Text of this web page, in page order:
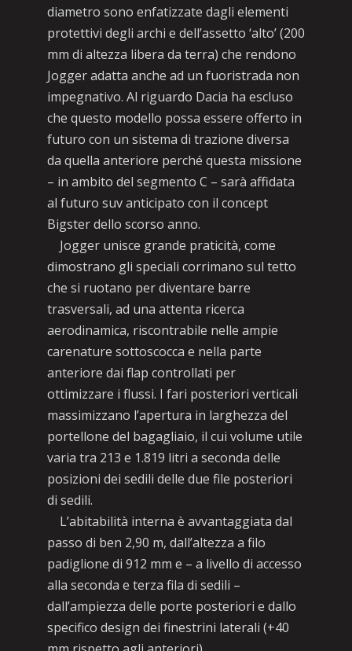
diametro sono enfatizzate dagli elementi
protettivi degli archi e dell’assetto ‘alto’ (200
mm di altezza libera da terra) che rendono
Jogger adatta anche ad un fuoristrada non
impegnativo. Al riguardo Dacia ha escluso
che questo modello possa essere offerto in
futuro con un sistema di trazione diversa
da quella anteriore perché questa missione
– in ambito del segmento C – sarà affidata
al futuro suv anticipato con il concept
Bigster dello scorso anno.
Jogger unisce grande praticità, come
dimostrano gli speciali corrimano sul tetto
che si ruotano per diventare barre
trasversali, ad una attenta ricerca
aerodinamica, riscontrabile nelle ampie
carenature sottoscocca e nella parte
anteriore dai flap controllati per
ottimizzare i flussi. I fari posteriori verticali
massimizzano l’apertura in larghezza del
portellone del bagagliaio, il cui volume utile
varia tra 213 e 1.819 litri a seconda delle
posizioni dei sedili delle due file posteriori
di sedili.
L’abitabilità interna è avvantaggiata dal
passo di ben 2,90 m, dall’altezza a filo
padiglione di 912 mm e – a livello di accesso
alla seconda e terza fila di sedili –
dall’ampiezza delle porte posteriori e dallo
specifico design dei finestrini laterali (+40